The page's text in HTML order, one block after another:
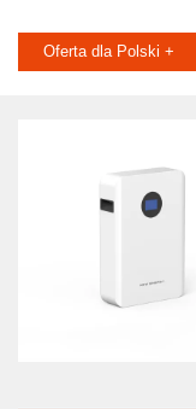
Oferta dla Polski +